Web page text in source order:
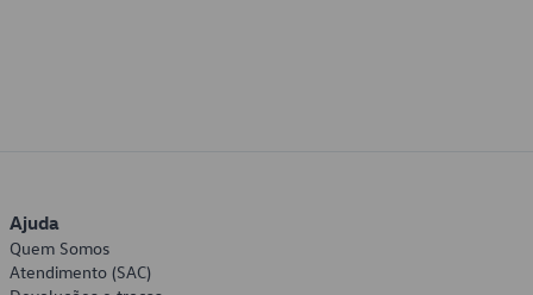
Ajuda
Quem Somos
Atendimento (SAC)